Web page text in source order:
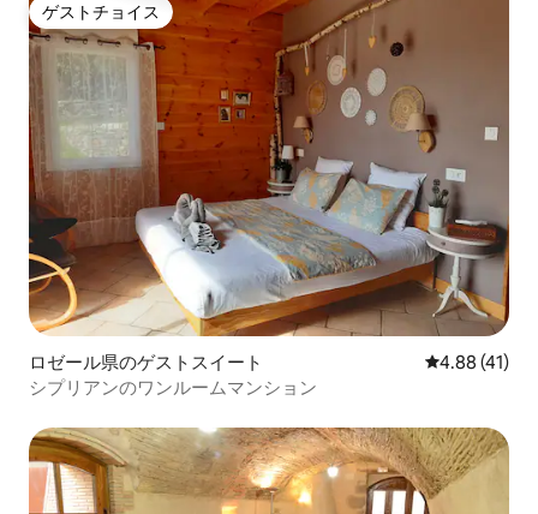
ゲストチョイス
ゲストチョイス
ロゼール県のゲストスイート レビュー41
4.88 (41)
シプリアンのワンルームマンション